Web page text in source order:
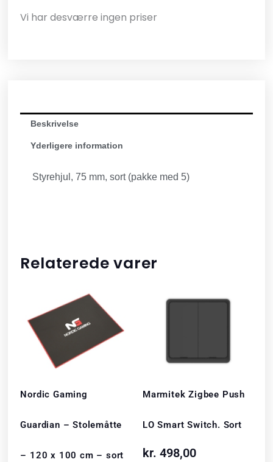
Vi har desværre ingen priser
Beskrivelse
Yderligere information
Styrehjul, 75 mm, sort (pakke med 5)
Relaterede varer
Nordic Gaming
Guardian – Stolemåtte
– 120 x 100 cm – sort
Marmitek Zigbee Push
LO Smart Switch. Sort
kr. 498,00